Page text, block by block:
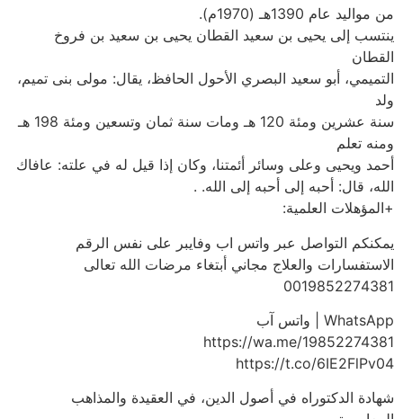
من مواليد عام 1390هـ (1970م).
ينتسب إلى يحيى بن سعيد القطان يحيى بن سعيد بن فروخ
القطان
التميمي، أبو سعيد البصري الأحول الحافظ، يقال: مولى بنى تميم،
ولد
سنة عشرين ومئة 120 هـ ومات سنة ثمان وتسعين ومئة 198 هـ
ومنه تعلم
أحمد ويحيى وعلى وسائر أئمتنا، وكان إذا قيل له في علته: عافاك
الله، قال: أحبه إلى أحبه إلى الله. .
+المؤهلات العلمية:
يمكنكم التواصل عبر واتس اب وفايبر على نفس الرقم
الاستفسارات والعلاج مجاني أبتغاء مرضات الله تعالى
0019852274381
WhatsApp | واتس آب
https://wa.me/19852274381
https://t.co/6IE2FlPv04
شهادة الدكتوراه في أصول الدين، في العقيدة والمذاهب